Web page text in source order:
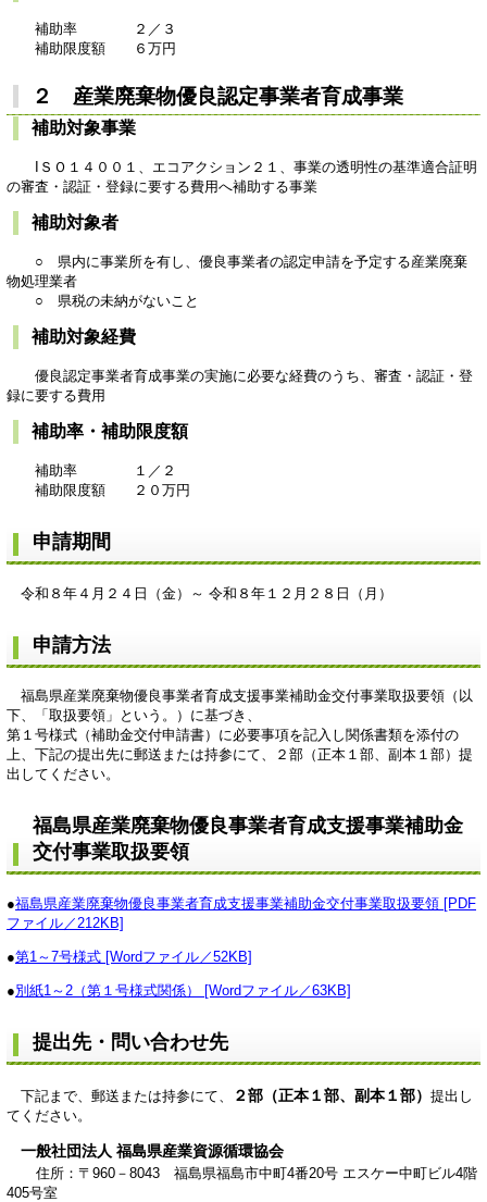
補助率 ２／３
補助限度額 ６万円
２ 産業廃棄物優良認定事業者育成事業
補助対象事業
IＳＯ１４００１、エコアクション２１、事業の透明性の基準適合証明
の審査・認証・登録に要する費用へ補助する事業
補助対象者
○ 県内に事業所を有し、優良事業者の認定申請を予定する産業廃棄
物処理業者
○ 県税の未納がないこと
補助対象経費
優良認定事業者育成事業の実施に必要な経費のうち、審査・認証・登
録に要する費用
補助率・補助限度額
補助率 １／２
補助限度額 ２０万円
申請期間
令和８年４月２４日（金）～ 令和８年１２月２８日（月）
申請方法
福島県産業廃棄物優良事業者育成支援事業補助金交付事業取扱要領（以
下、「取扱要領」という。）に基づき、
第１号様式（補助金交付申請書）に必要事項を記入し関係書類を添付の
上、下記の提出先に郵送または持参にて、２部（正本１部、副本１部）提
出してください。
福島県産業廃棄物優良事業者育成支援事業補助金
交付事業取扱要領
●福島県産業廃棄物優良事業者育成支援事業補助金交付事業取扱要領 [PDF
ファイル／212KB]
●第1～7号様式 [Wordファイル／52KB]
●別紙1～2（第１号様式関係） [Wordファイル／63KB]
提出先・問い合わせ先
下記まで、郵送または持参にて、 ２部（正本１部、副本１部） 提出し
てください。
一般社団法人 福島県産業資源循環協会
住所：〒960－8043 福島県福島市中町4番20号 エスケー中町ビル4階
405号室